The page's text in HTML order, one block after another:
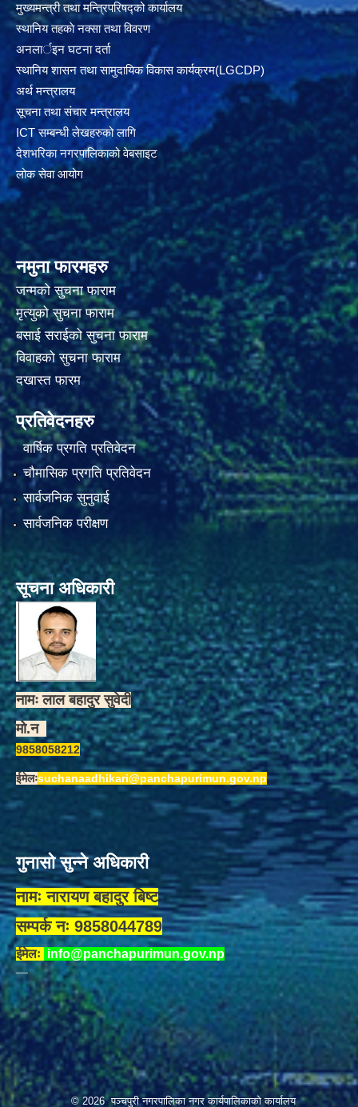
मुख्यमन्त्री तथा मन्त्रिपरिषद्को कार्यालय
स्थानिय तहकाे नक्सा तथा विवरण
अनलार्इन घटना दर्ता
स्थानिय शासन तथा सामुदायिक विकास कार्यक्रम(LGCDP)
अर्थ मन्त्रालय
सूचना तथा संचार मन्त्रालय
ICT सम्बन्धी लेखहरुको लागि
देशभरिका नगरपालिकाको वेबसाइट
लोक सेवा आयोग
नमुना फारमहरु
जन्मको सुचना फाराम
मृत्युको सुचना फाराम
बसाई सराईको सुचना फाराम
विवाहको सुचना फाराम
दखास्त फारम
प्रतिवेदनहरु
वार्षिक प्रगति प्रतिवेदन
चौमासिक प्रगति प्रतिवेदन
सार्वजनिक सुनुवाई
सार्वजनिक परीक्षण
सूचना अधिकारी
नामः लाल बहादुर सुवेदी
मो.न
9858058212
ईमेलःsuchanaadhikari@panchapurimun.gov.np
गुनासो सुन्ने अधिकारी
नामः नारायण बहादुर बिष्ट
सम्पर्क नः 9858044789
ईमेलः info@panchapurimun.gov.np
© 2026 पञ्चपुरी नगरपालिका नगर कार्यपालिकाको कार्यालय